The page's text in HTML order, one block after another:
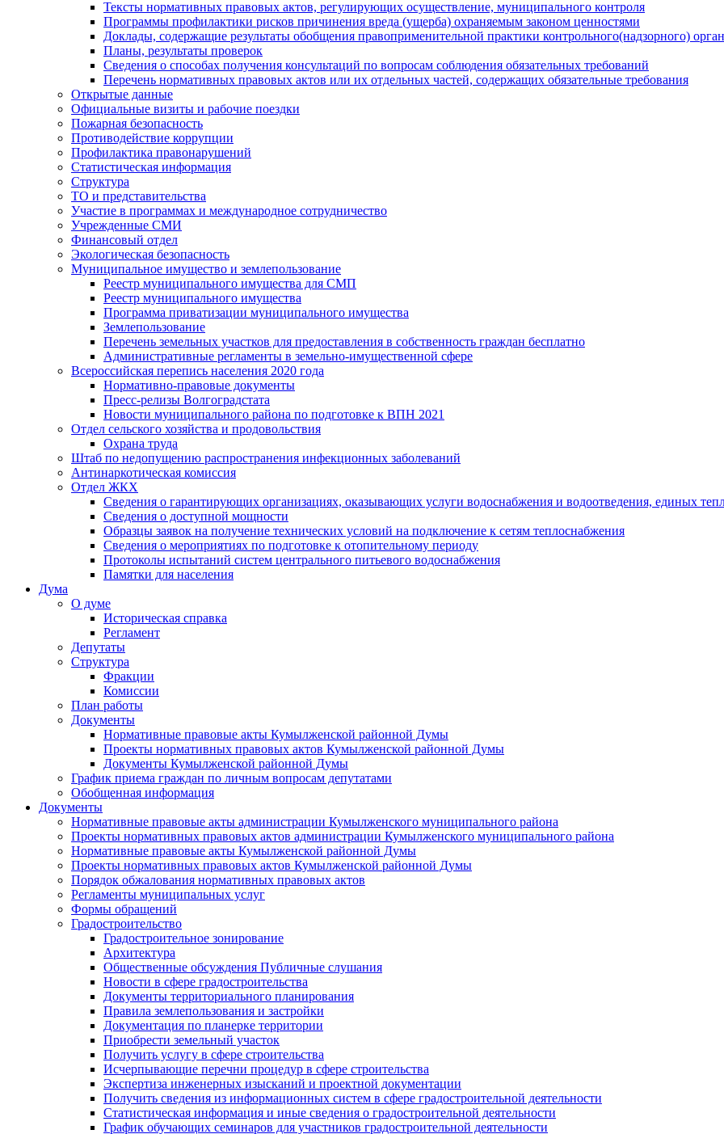
Тексты нормативных правовых актов, регулирующих осуществление, муниципального контроля
Программы профилактики рисков причинения вреда (ущерба) охраняемым законом ценностями
Доклады, содержащие результаты обобщения правоприменительной практики контрольного(надзорного)
Планы, результаты проверок
Сведения о способах получения консультаций по вопросам соблюдения обязательных требований
Перечень нормативных правовых актов или их отдельных частей, содержащих обязательные требования
Открытые данные
Официальные визиты и рабочие поездки
Пожарная безопасность
Противодействие коррупции
Профилактика правонарушений
Статистическая информация
Структура
ТО и представительства
Участие в программах и международное сотрудничество
Учрежденные СМИ
Финансовый отдел
Экологическая безопасность
Муниципальное имущество и землепользование
Реестр муниципального имущества для СМП
Реестр муниципального имущества
Программа приватизации муниципального имущества
Землепользование
Перечень земельных участков для предоставления в собственность граждан бесплатно
Административные регламенты в земельно-имущественной сфере
Всероссийская перепись населения 2020 года
Нормативно-правовые документы
Пресс-релизы Волгоградстата
Новости муниципального района по подготовке к ВПН 2021
Отдел сельского хозяйства и продовольствия
Охрана труда
Штаб по недопущению распространения инфекционных заболеваний
Антинаркотическая комиссия
Отдел ЖКХ
Сведения о гарантирующих организациях, оказывающих услуги водоснабжения и водоотведения, единых
Сведения о доступной мощности
Образцы заявок на получение технических условий на подключение к сетям теплоснабжения
Сведения о мероприятиях по подготовке к отопительному периоду
Протоколы испытаний систем центрального питьевого водоснабжения
Памятки для населения
Дума
О думе
Историческая справка
Регламент
Депутаты
Структура
Фракции
Комиссии
План работы
Документы
Нормативные правовые акты Кумылженской районной Думы
Проекты нормативных правовых актов Кумылженской районной Думы
Документы Кумылженской районной Думы
График приема граждан по личным вопросам депутатами
Обобщенная информация
Документы
Нормативные правовые акты администрации Кумылженского муниципального района
Проекты нормативных правовых актов администрации Кумылженского муниципального района
Нормативные правовые акты Кумылженской районной Думы
Проекты нормативных правовых актов Кумылженской районной Думы
Порядок обжалования нормативных правовых актов
Регламенты муниципальных услуг
Формы обращений
Градостроительство
Градостроительное зонирование
Архитектура
Общественные обсуждения Публичные слушания
Новости в сфере градостроительства
Документы территориального планирования
Правила землепользования и застройки
Документация по планерке территории
Приобрести земельный участок
Получить услугу в сфере строительства
Исчерпывающие перечни процедур в сфере строительства
Экспертиза инженерных изысканий и проектной документации
Получить сведения из информационных систем в сфере градостроительной деятельности
Статистическая информация и иные сведения о градостроительной деятельности
График обучающих семинаров для участников градостроительной деятельности